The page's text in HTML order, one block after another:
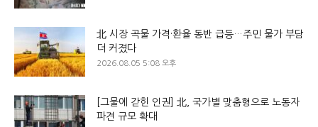
北 시장 곡물 가격·환율 동반 급등…주민 물가 부담
더 커졌다
2026.08.05 5:08 오후
[그물에 갇힌 인권] 北, 국가별 맞춤형으로 노동자
파견 규모 확대